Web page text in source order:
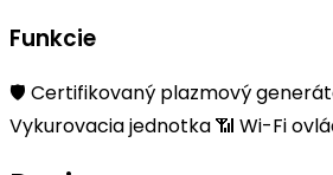
Funkcie
🛡️ Certifikovaný plazmový
Vykurovacia jednotka📶 Wi-Fi